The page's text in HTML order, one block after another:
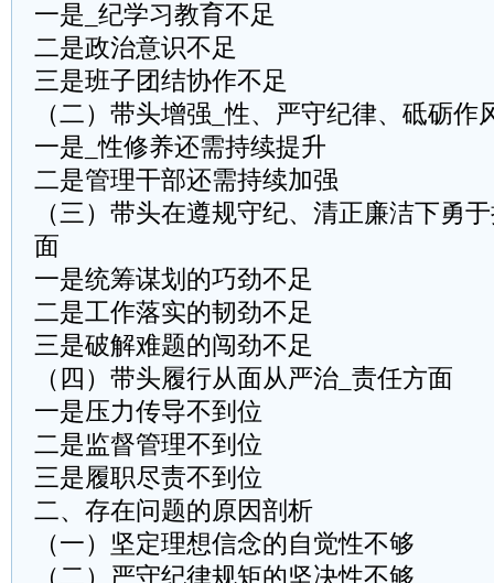
一是_纪学习教育不足
二是政治意识不足
三是班子团结协作不足
（二）带头增强_性、严守纪律、砥砺作
一是_性修养还需持续提升
二是管理干部还需持续加强
（三）带头在遵规守纪、清正廉洁下勇
面
一是统筹谋划的巧劲不足
二是工作落实的韧劲不足
三是破解难题的闯劲不足
（四）带头履行从面从严治_责任方面
一是压力传导不到位
二是监督管理不到位
三是履职尽责不到位
二、存在问题的原因剖析
（一）坚定理想信念的自觉性不够
（二）严守纪律规矩的坚决性不够